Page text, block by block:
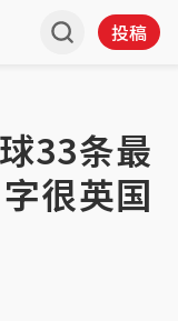
投稿
33条最
很英国